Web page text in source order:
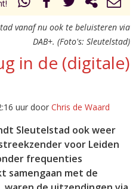
vanaf nu ook te beluisteren via
DAB+. (Foto's: Sleutelstad)
in de (digitale)
uur door Chris de Waard
Sleutelstad ook weer
voor Leiden
frequenties
samengaan met de